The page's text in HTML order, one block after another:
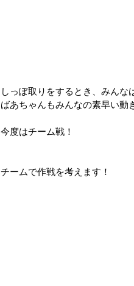
しっぽ取りをするとき、みんな
ばあちゃんもみんなの素早い動
今度はチーム戦！
チームで作戦を考えます！